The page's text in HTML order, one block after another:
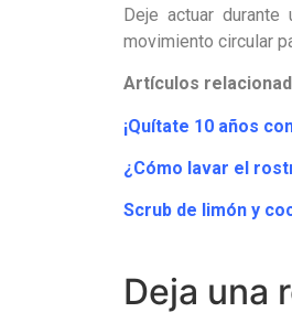
Deje actuar
movimiento circular
Artículos
¡Quítate 10 años
¿Cómo lavar el
Scrub de limón y
Deja una